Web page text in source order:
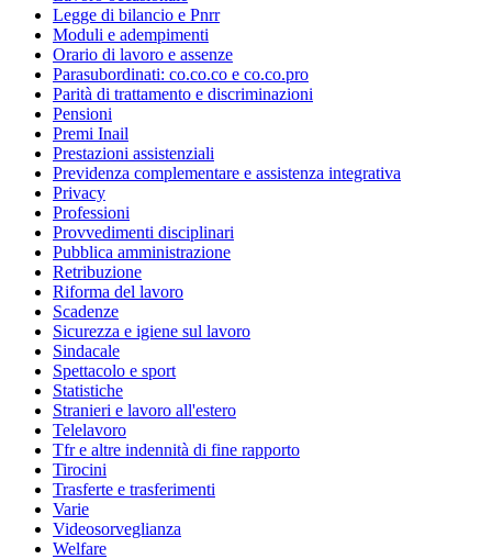
Legge di bilancio e Pnrr
Moduli e adempimenti
Orario di lavoro e assenze
Parasubordinati: co.co.co e co.co.pro
Parità di trattamento e discriminazioni
Pensioni
Premi Inail
Prestazioni assistenziali
Previdenza complementare e assistenza integrativa
Privacy
Professioni
Provvedimenti disciplinari
Pubblica amministrazione
Retribuzione
Riforma del lavoro
Scadenze
Sicurezza e igiene sul lavoro
Sindacale
Spettacolo e sport
Statistiche
Stranieri e lavoro all'estero
Telelavoro
Tfr e altre indennità di fine rapporto
Tirocini
Trasferte e trasferimenti
Varie
Videosorveglianza
Welfare